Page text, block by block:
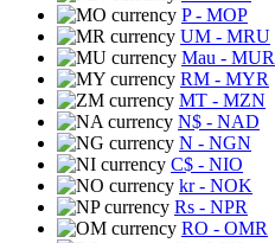
P- MOP
UM - MRU
Mau - MUR
RM - MYR
MT - MZN
N$ - NAD
N - NGN
C$ - NIO
kr- NOK
Rs - NPR
RO - OMR